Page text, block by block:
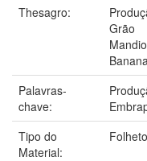
Thesagro:
Grão
Banana
Palavras-
chave:
Tipo do
Material: